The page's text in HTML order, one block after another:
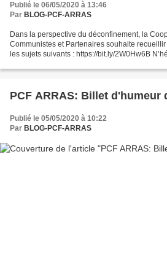
Publié le 06/05/2020 à 13:46
Par BLOG-PCF-ARRAS
Dans la perspective du déconfinement, la
Communistes et Partenaires souhaite
les sujets suivants : https://bit.ly/2W0Hw6B
Publié le 05/05/2020 à 10:22
Par BLOG-PCF-ARRAS